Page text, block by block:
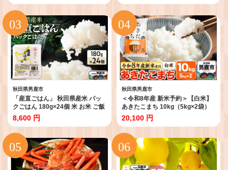
秋田県男鹿市
「産直ごはん」 秋田県産米 パッ
クごはん 180g×24個 米 お米 ご飯
災害時 保存食 防災食 非常食 備蓄
常備 セット パックライス
8,600 円
秋田県男鹿市
＜令和8年産 新米予約＞【白米】
あきたこまち 10kg（5kg×2袋）
[あきたこまち ブランド米 お米 白
米 精米 米どころ 秋田 秋田県産]
20,100 円